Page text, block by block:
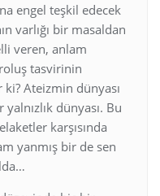
engel teşkil edecek
varlığı bir masaldan
veren, anlam
tasvirinin
Ateizmin dünyası
dünyası. Bu
karşısında
yanmış bir de sen